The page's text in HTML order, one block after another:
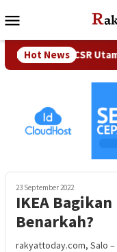
ke
Mobile
Hot News
Kampar : CSR
23 September 2022
IKEA
Benarkah?
rakyattoday.com, Salo –